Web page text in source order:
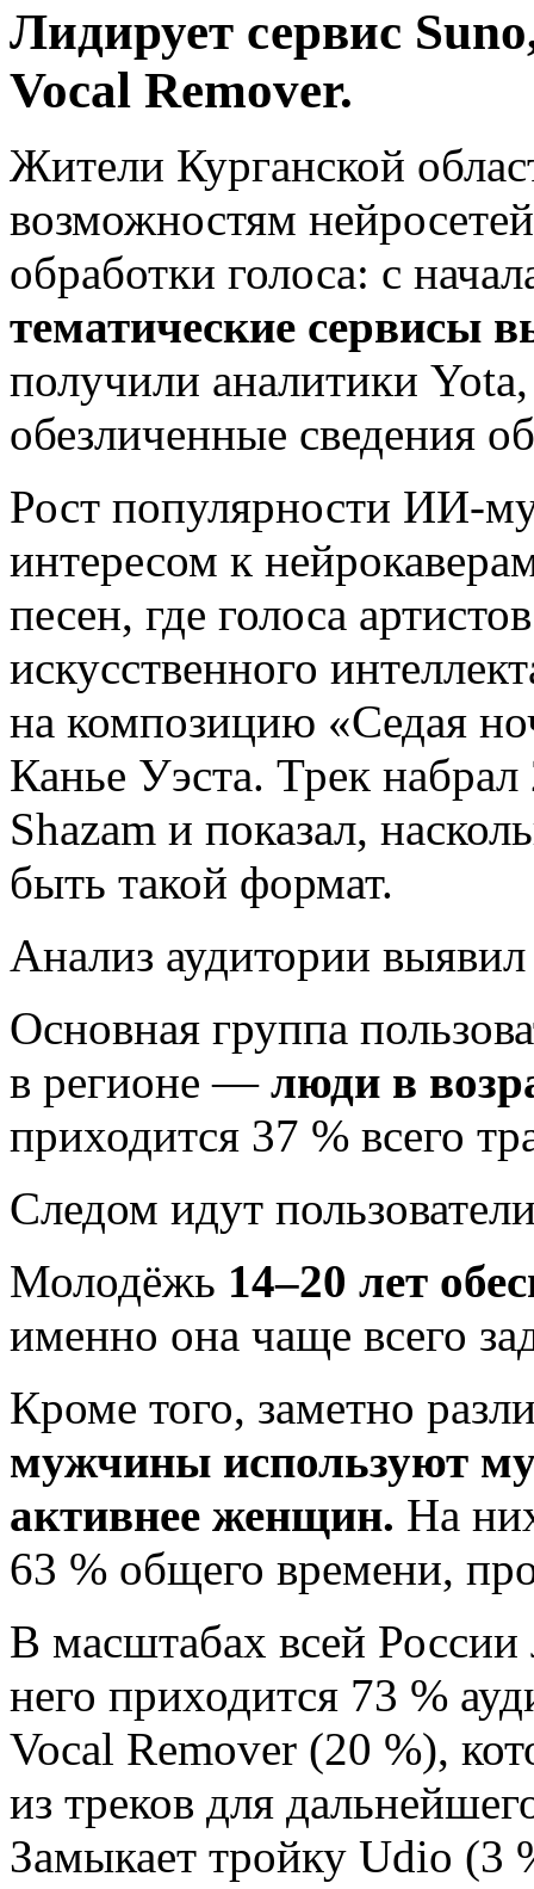
Лидирует сервис
Vocal Remover.
Жители Курганской
возможностям
обработки голоса: с
тематические сервисы
получили аналитики
обезличенные сведения
Рост популярности
интересом к
песен, где голоса
искусственного
на композицию «Седая
Канье Уэста. Трек
Shazam и показал,
быть такой формат.
Анализ аудитории
Основная группа
в регионе — люди в
приходится 37 % всего
Следом идут
Молодёжь 14–20 лет
именно она чаще всего
Кроме того, заметно
мужчины используют
активнее женщин. На
63 % общего времени,
В масштабах всей
него приходится 73 %
Vocal Remover (20 %),
из треков для
Замыкает тройку Udio